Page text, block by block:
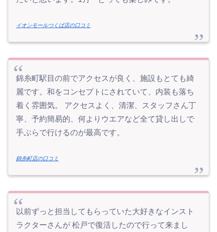
イオンモールつくば店の口コミ
錦糸町駅目の前でアクセスが良く、施設もとても綺
麗です。和をコンセプトにされていて、内装も落ち
着く雰囲気。 アクセスよく、清潔、スタッフさん丁
寧、予約簡易的、何よりウエアなど全て貸し出しで
手ぶらで行けるのが最高です。
錦糸町店の口コミ
以前ずっと担当してもらっていた大好きなインスト
ラクターさんが 松戸で復活したので行って来まし